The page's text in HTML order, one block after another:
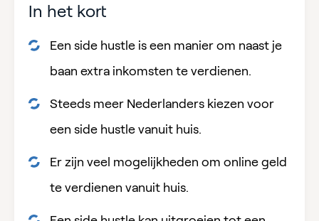
In het kort
Een side hustle is een manier om naast je
baan extra inkomsten te verdienen.
Steeds meer Nederlanders kiezen voor
een side hustle vanuit huis.
Er zijn veel mogelijkheden om online geld
te verdienen vanuit huis.